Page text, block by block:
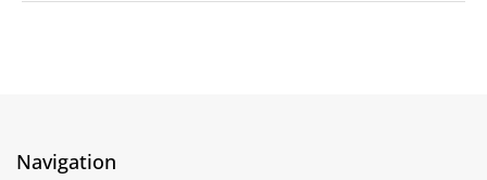
Navigation